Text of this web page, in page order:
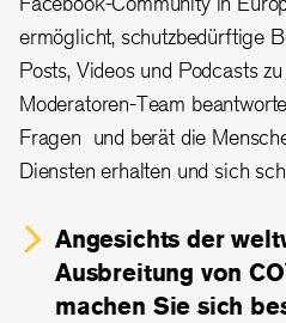
ermöglicht, schutzbedürftige
Posts, Videos und Podcasts
Moderatoren-Team
Fragen und berät die
Diensten erhalten und sich
Angesichts der
Ausbreitung von
machen Sie sich